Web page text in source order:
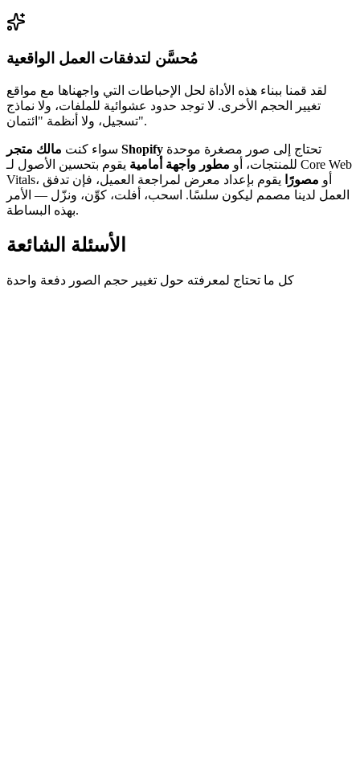
مُحسَّن لتدفقات العمل الواقعية
لقد قمنا ببناء هذه الأداة لحل الإحباطات التي واجهناها مع مواقع
تغيير الحجم الأخرى. لا توجد حدود عشوائية للملفات، ولا نماذج
تسجيل، ولا أنظمة "ائتمان".
سواء كنت مالك متجر Shopify
للمنتجات، أو مطور واجهة أمامية يقوم بتحسين الأصول لـ Core Web
Vitals، أو مصورًا
يقوم بإعداد معرض لمراجعة العميل، فإن تدفق
العمل لدينا مصمم ليكون سلسًا. اسحب، أفلت، كوِّن، ونزّل — الأمر
بهذه البساطة.
الأسئلة الشائعة
كل ما تحتاج لمعرفته حول تغيير حجم الصور دفعة واحدة